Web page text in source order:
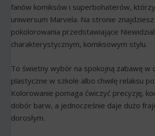
fanów komiksów i superbohaterów,
uniwersum Marvela. Na stronie
pokolorowania przedstawiające
charakterystycznym, komiksowym stylu.
To świetny wybór na spokojną zabawę w
plastyczne w szkole albo chwilę relaksu po
Kolorowanie pomaga ćwiczyć precyzję,
dobór barw, a jednocześnie daje dużo
dorosłym.